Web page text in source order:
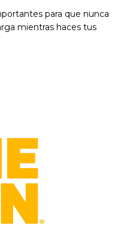
para que nunca
mientras haces tus